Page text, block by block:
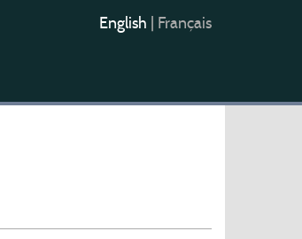
English Français